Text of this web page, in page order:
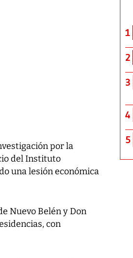
por la
del Instituto
una lesión económica
Nuevo Belén y Don
con
1
2
3
4
5